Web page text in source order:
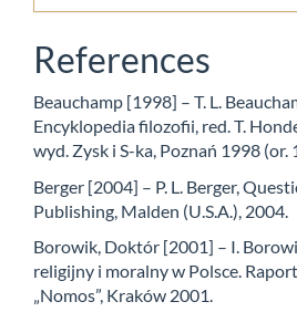
References
Beauchamp [1998] – T. L.
Encyklopedia filozofii, red. T.
wyd. Zysk i S-ka, Poznań 1998 (or.
Berger [2004] – P. L. Berger,
Publishing, Malden (U.S.A.), 2004.
Borowik, Doktór [2001] – I.
religijny i moralny w Polsce.
„Nomos”, Kraków 2001.